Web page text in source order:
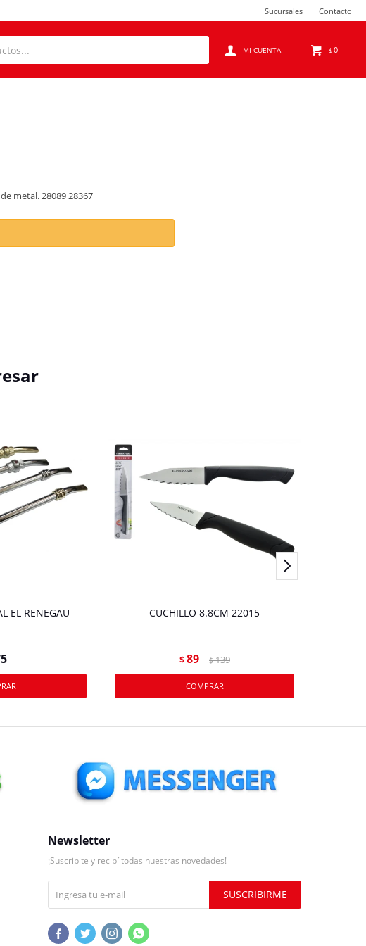
$0
Sucursales Contacto
metal. 28089 28367
EL RENEGAU CUCHILLO 8.8CM 22015
$89 $ 139
Newsletter
¡Suscribite y recibí todas nuestras novedades!
SUSCRIBIRME
   